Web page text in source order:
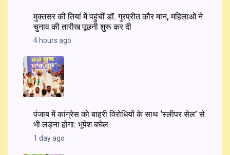
मुक्तसर की तियां में पहुंचीं डॉ. गुरप्रीत कौर मान, महिलाओं ने
चुनाव की तारीख पूछनी शुरू कर दी
4 hours ago
पंजाब में कांग्रेस को बाहरी विरोधियों के साथ ‘स्लीपर सेल’ से
भी लड़ना होगा: भूपेश बघेल
1 day ago